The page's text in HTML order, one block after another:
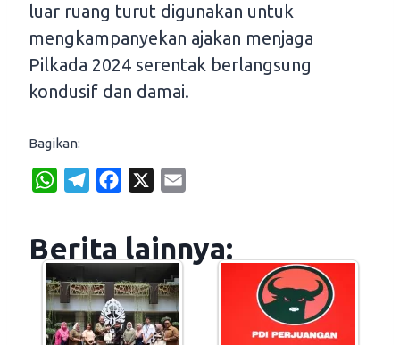
luar ruang turut digunakan untuk
mengkampanyekan ajakan menjaga
Pilkada 2024 serentak berlangsung
kondusif dan damai.
Bagikan:
W
t
s
A
p
e
g
r
a
e
b
o
o
i
Berita lainnya: